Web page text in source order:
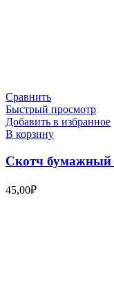
Сравнить
Быстрый просмотр
Добавить в избранное
В корзину
Скотч бумажный
45,00₽